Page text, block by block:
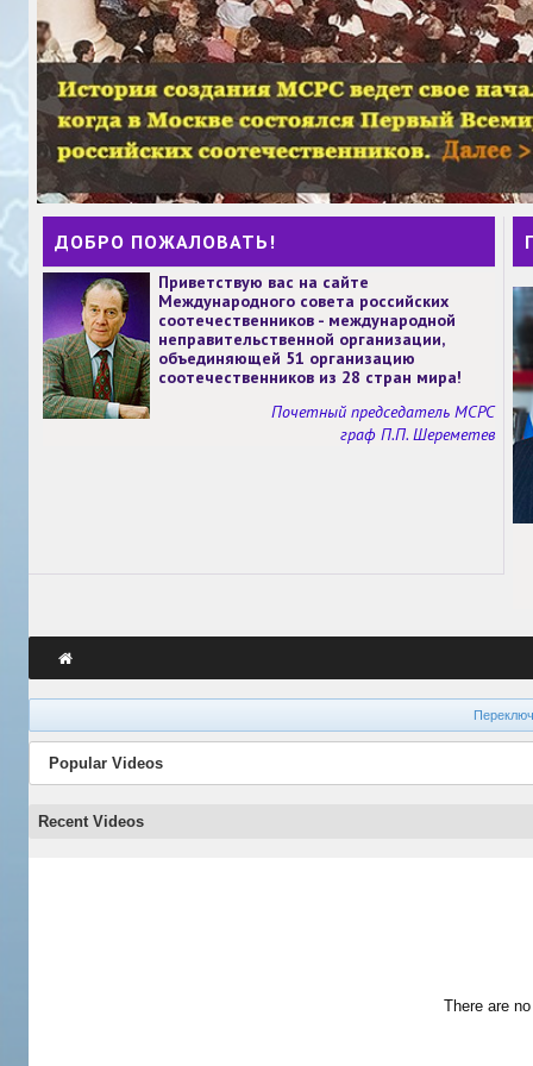
ДОБРО ПОЖАЛОВАТЬ!
Приветствую вас на сайте
Международного совета российских
соотечественников - международной
неправительственной организации,
объединяющей 51 организацию
соотечественников из 28 стран мира!
Почетный председатель МСРС
граф П.П. Шереметев
Popular Videos
Recent Videos
There are